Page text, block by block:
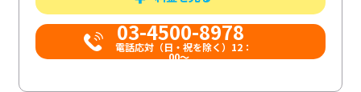
03-4500-8978
電話応対（日・祝を除く）12：
00～...